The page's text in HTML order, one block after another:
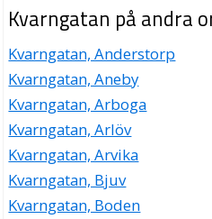
Kvarngatan på andra
Kvarngatan, Anderstorp
Kvarngatan, Aneby
Kvarngatan, Arboga
Kvarngatan, Arlöv
Kvarngatan, Arvika
Kvarngatan, Bjuv
Kvarngatan, Boden